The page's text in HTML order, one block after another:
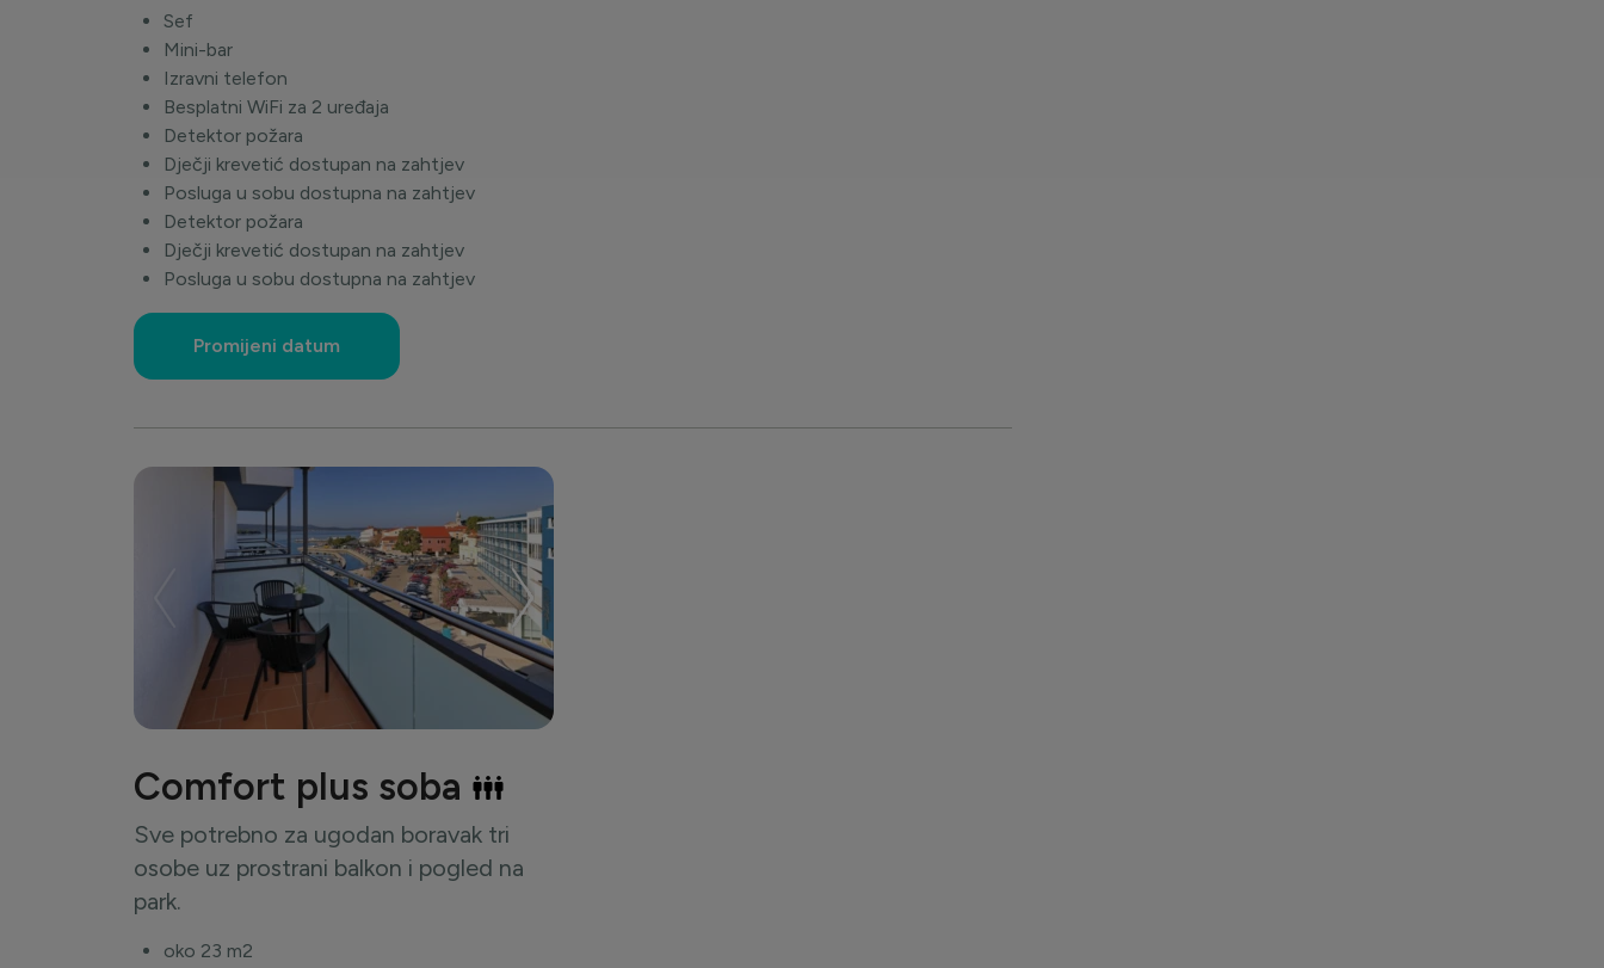
Sef
Mini-bar
Izravni telefon
Besplatni WiFi za 2 uređaja
Detektor požara
Dječji krevetić dostupan na zahtjev
Posluga u sobu dostupna na zahtjev
Detektor požara
Dječji krevetić dostupan na zahtjev
Posluga u sobu dostupna na zahtjev
Promijeni datum
Comfort plus soba
Sve potrebno za ugodan boravak tri
osobe uz prostrani balkon i pogled na
park.
oko 23 m2